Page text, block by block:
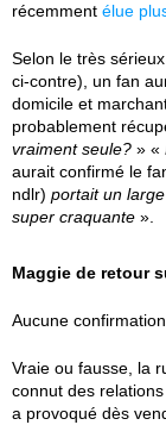
récemment élue
Selon le très
ci-contre), un fan
domicile et
probablement
vraiment seule? » «
aurait confirmé le
ndlr) portait un
super craquante ».
Maggie de retour
Aucune
Vraie ou fausse, la
connut des
a provoqué dès